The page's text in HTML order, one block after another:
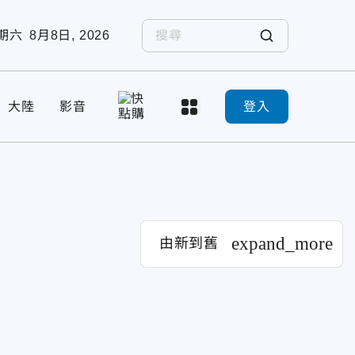
六 8月8日, 2026
大陸 影音 登入
由新到舊 expand_more